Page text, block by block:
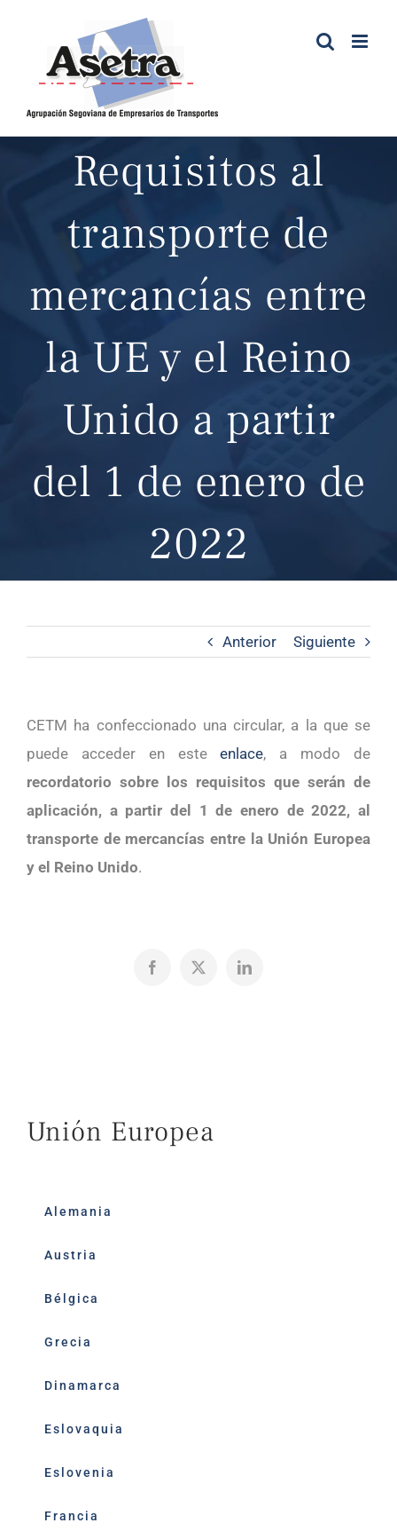
contenido
Requisitos al
transporte de
mercancías entre
la UE y el Reino
Unido a partir
del 1 de enero de
2022
Anterior Siguiente
CETM ha confeccionado una circular, a la que se
puede acceder en esteenlace, a modo de
recordatorio sobre los requisitos que serán de
aplicación, a partir del 1 de enero de 2022, al
transporte de mercancías entre la Unión Europea
y el Reino Unido.
Facebook
X LinkedIn
Unión Europea
Alemania
Austria
Bélgica
Grecia
Dinamarca
Eslovaquia
Eslovenia
Francia